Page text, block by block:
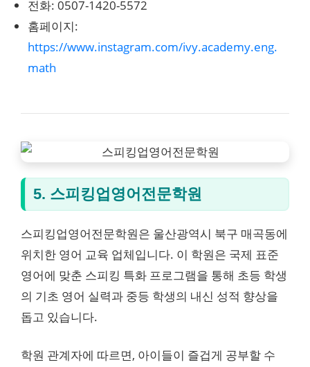
전화: 0507-1420-5572
홈페이지:
https://www.instagram.com/ivy.academy.eng.
math
5. 스피킹업영어전문학원
스피킹업영어전문학원은 울산광역시 북구 매곡동에
위치한 영어 교육 업체입니다. 이 학원은 국제 표준
영어에 맞춘 스피킹 특화 프로그램을 통해 초등 학생
의 기초 영어 실력과 중등 학생의 내신 성적 향상을
돕고 있습니다.
학원 관계자에 따르면, 아이들이 즐겁게 공부할 수